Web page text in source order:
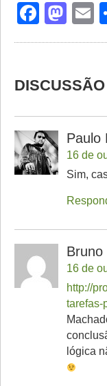
Paulo
16 de
Sim,
Bruno
16 de
http://
tarefas-
lógica